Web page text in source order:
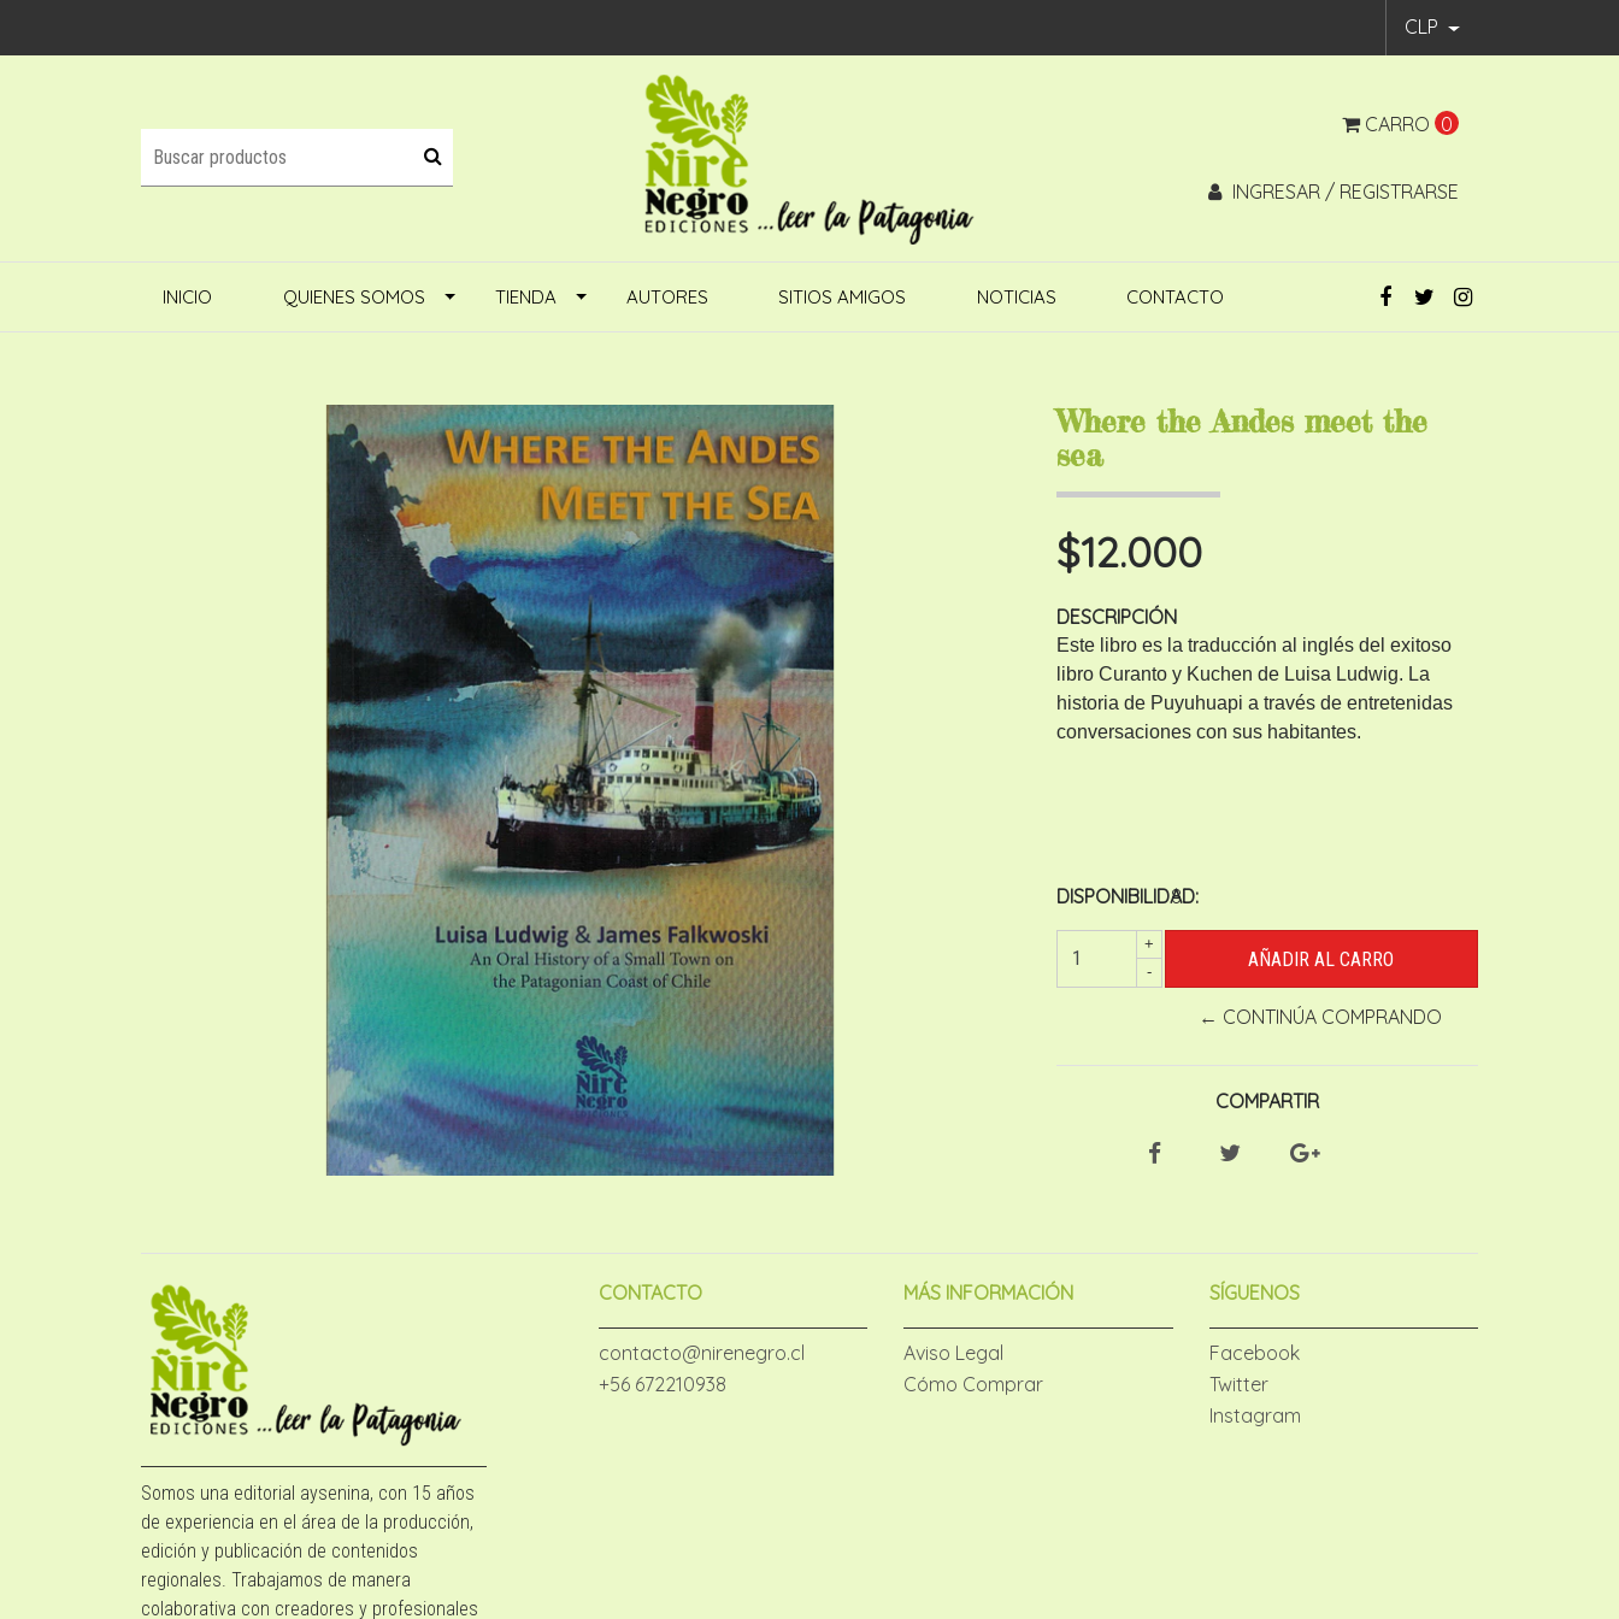
CLP
CARRO 0
INGRESAR / REGISTRARSE
INICIO QUIENES SOMOS TIENDA AUTORES SITIOS AMIGOS NOTICIAS CONTACTO
Where the Andes meet the
sea
$12.000
DESCRIPCIÓN
Este libro es la traducción al inglés del exitoso
libro Curanto y Kuchen de Luisa Ludwig. La
historia de Puyuhuapi a través de entretenidas
conversaciones con sus habitantes.
DISPONIBILIDAD:
8
+
-
← CONTINÚA COMPRANDO
COMPARTIR
Somos una editorial aysenina, con 15 años
de experiencia en el área de la producción,
edición y publicación de contenidos
regionales. Trabajamos de manera
colaborativa con creadores y profesionales
CONTACTO
contacto@nirenegro.cl
+56 672210938
MÁS INFORMACIÓN
Aviso Legal
Cómo Comprar
SÍGUENOS
Facebook
Twitter
Instagram